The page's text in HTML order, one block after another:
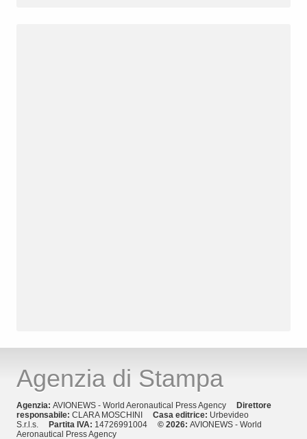
Agenzia di Stampa
Agenzia: AVIONEWS - World Aeronautical Press Agency Direttore
responsabile: CLARA MOSCHINI Casa editrice: Urbevideo
S.r.l.s. Partita IVA: 14726991004 © 2026: AVIONEWS - World
Aeronautical Press Agency